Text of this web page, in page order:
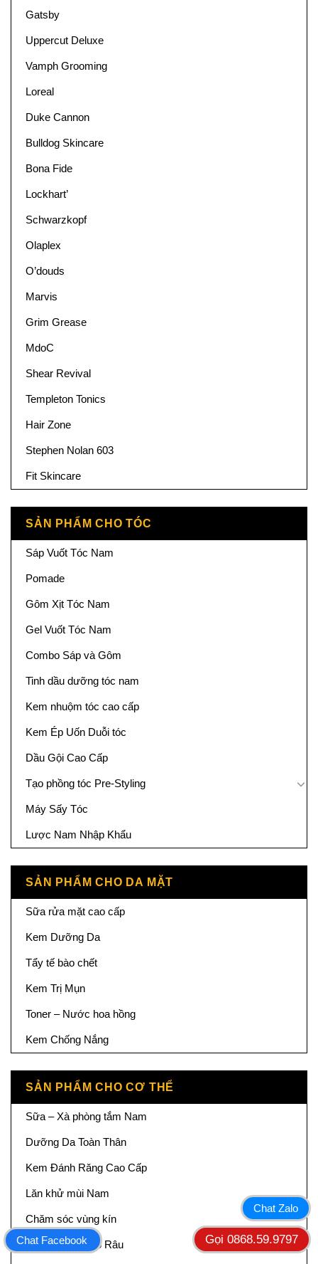
Gatsby
Uppercut Deluxe
Vamph Grooming
Loreal
Duke Cannon
Bulldog Skincare
Bona Fide
Lockhart’
Schwarzkopf
Olaplex
O’douds
Marvis
Grim Grease
MdoC
Shear Revival
Templeton Tonics
Hair Zone
Stephen Nolan 603
Fit Skincare
SẢN PHẨM CHO TÓC
Sáp Vuốt Tóc Nam
Pomade
Gôm Xịt Tóc Nam
Gel Vuốt Tóc Nam
Combo Sáp và Gôm
Tinh dầu dưỡng tóc nam
Kem nhuộm tóc cao cấp
Kem Ép Uốn Duỗi tóc
Dầu Gội Cao Cấp
Tạo phồng tóc Pre-Styling
Máy Sấy Tóc
Lược Nam Nhập Khẩu
SẢN PHẨM CHO DA MẶT
Sữa rửa mặt cao cấp
Kem Dưỡng Da
Tẩy tế bào chết
Kem Trị Mụn
Toner – Nước hoa hồng
Kem Chống Nắng
SẢN PHẨM CHO CƠ THỂ
Sữa – Xà phòng tắm Nam
Dưỡng Da Toàn Thân
Kem Đánh Răng Cao Cấp
Lăn khử mùi Nam
Chăm sóc vùng kín
Kem dưỡng cạo Râu
Chat Zalo
Chat Facebook Gọi 0868.59.9797